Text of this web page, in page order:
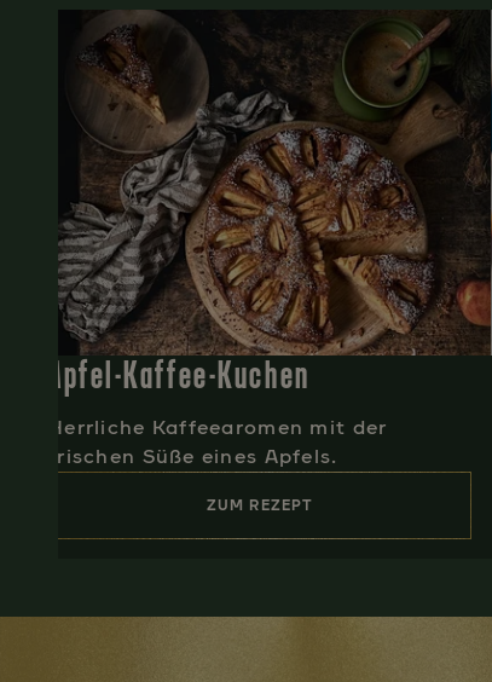
Apfel-Kaffee-Kuchen
Herrliche Kaffeearomen mit der
frischen Süße eines Apfels.
ZUM REZEPT